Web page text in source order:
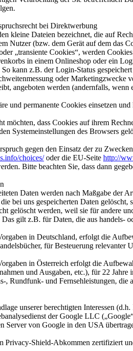
bei Direktwerbung
kleine Dateien bezeichnet, die auf
Nutzer (bzw. dem Gerät auf dem das
„transiente Cookies“, werden
in einem Onlineshop oder ein
So kann z.B. der Login-Status
oder Marketingzwecke
angeboten werden (andernfalls,
und permanente Cookies einsetzen
möchten, dass Cookies auf ihrem
Systemeinstellungen des Browsers
gegen den Einsatz der zu
choices/oder die EU-Seite http://
Bitte beachten Sie, dass dann
Daten werden nach Maßgabe der
bei uns gespeicherten Daten
gelöscht werden, weil sie für andere
gilt z.B. für Daten, die aus handels-
in Deutschland, erfolgt die
für Besteuerung
in Österreich erfolgt die
und Ausgaben, etc.), für 22
, Rundfunk- und Fernsehleistungen,
unserer berechtigten Interessen
der Google LLC
Server von Google in den USA
Privacy-Shield-Abkommen zertifiziert